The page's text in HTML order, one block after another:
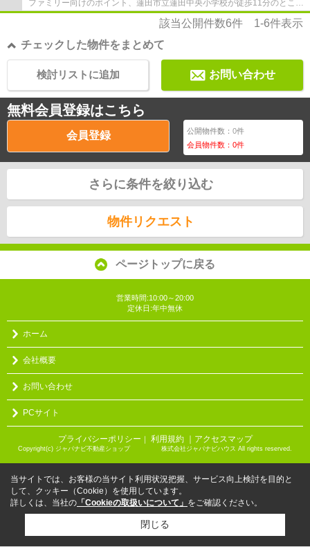
ファミリー向けのポイント、蓮田市立蓮田中央小学校が徒歩11分のところ
にあります。夢のマイホームは思い切って...
該当公開件数6件 1-6件表示
チェックした物件をまとめて
お問い合わせ
検討リストに追加
無料会員登録はこちら
会員登録 公開物件数：0件
会員物件数：0件
さらに条件を絞り込む
物件リクエスト
ページトップに戻る
営業時間:10:00～20:00
定休日:年中無休
ホーム
会社概要
お問い合わせ
PCサイト
プライバシーポリシー ｜ 利用規約 ｜アクセスマップ
Copyright(c) ジャパナビ不動産ショップ 株式会社ジャパナビハウス All rights reserved.
当サイトでは、お客様の当サイト利用状況把握、サービス向上検討を目的と
して、クッキー（Cookie）を使用しています。
詳しくは、当社の 「Cookieの取扱いについて」 をご確認ください。
閉じる